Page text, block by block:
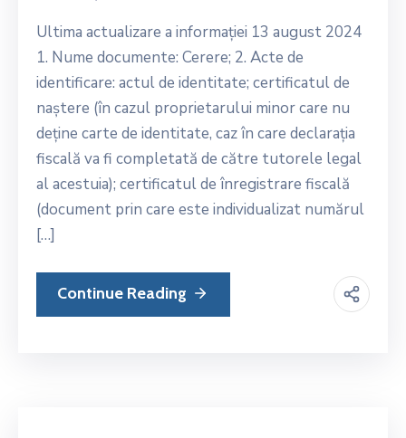
Ultima actualizare a informației 13 august 2024
1. Nume documente: Cerere; 2. Acte de
identificare: actul de identitate; certificatul de
naștere (în cazul proprietarului minor care nu
deține carte de identitate, caz în care declarația
fiscală va fi completată de către tutorele legal
al acestuia); certificatul de înregistrare fiscală
(document prin care este individualizat numărul
[…]
Continue Reading